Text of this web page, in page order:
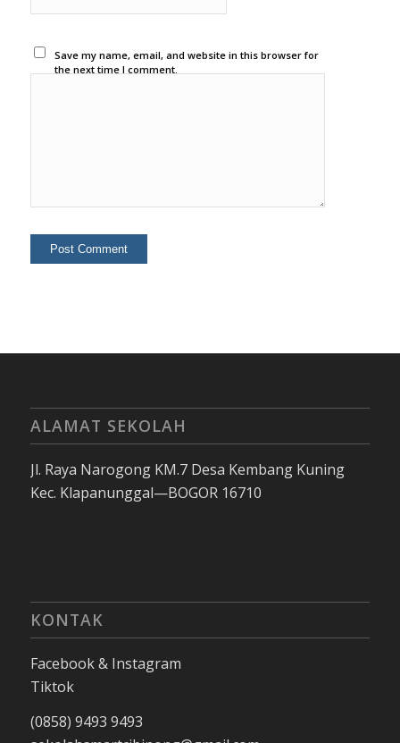
Save my name, email, and website in this browser for
the next time I comment.
ALAMAT SEKOLAH
Jl. Raya Narogong KM.7 Desa Kembang Kuning
Kec. Klapanunggal—BOGOR 16710
KONTAK
Facebook & Instagram
Tiktok
(0858) 9493 9493